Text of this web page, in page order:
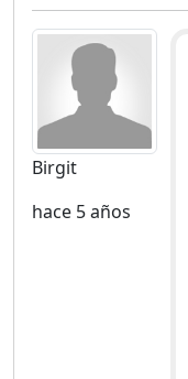
Birgit
hace 5 años